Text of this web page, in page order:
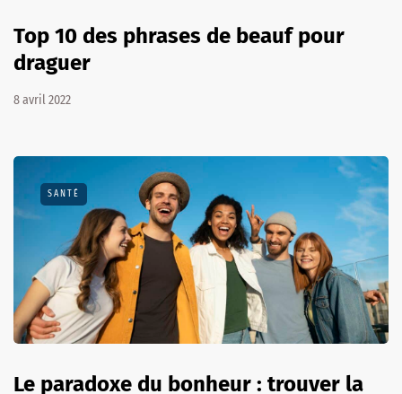
Top 10 des phrases de beauf pour
draguer
8 avril 2022
SANTÉ
Le paradoxe du bonheur : trouver la